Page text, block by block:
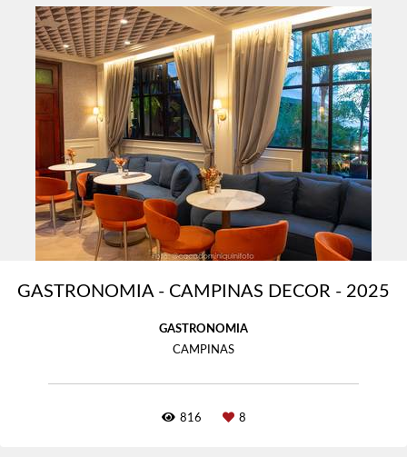
GASTRONOMIA - CAMPINAS DECOR - 2025
GASTRONOMIA
CAMPINAS
816 8